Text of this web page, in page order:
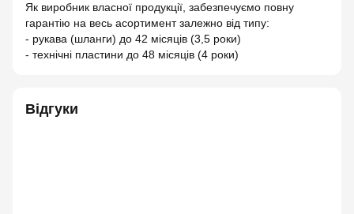
Як виробник власної продукції, забезпечуємо повну
гарантію на весь асортимент залежно від типу:
- рукава (шланги) до 42 місяців (3,5 роки)
- технічні пластини до 48 місяців (4 роки)
Відгуки